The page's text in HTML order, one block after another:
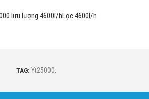
lưu lượng 4600l/hLọc 4600l/h
TAG: Yt25000,